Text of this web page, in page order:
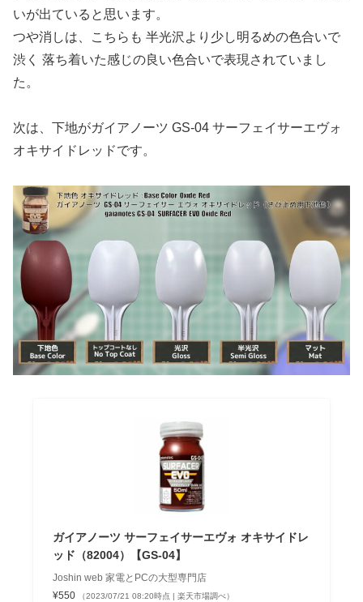
いが出ていると思います。
つや消しは、こちらも 半光沢より少し明るめの色合いで
渋く 落ち着いた感じの良い色合いで表現されていまし
た。
次は、下地がガイアノーツ GS-04 サーフェイサーエヴォ
オキサイドレッドです。
ガイアノーツ サーフェイサーエヴォ オキサイドレ
ッド（82004）【GS-04】
Joshin web 家電とPCの大型専門店
¥550
（2023/07/21 08:20時点 | 楽天市場調べ）